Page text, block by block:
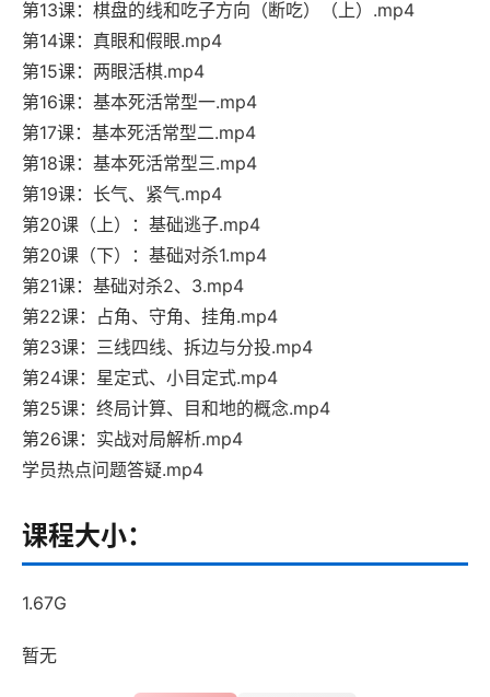
第13课：棋盘的线和吃子方向（断吃）（上）.mp4
第14课：真眼和假眼.mp4
第15课：两眼活棋.mp4
第16课：基本死活常型一.mp4
第17课：基本死活常型二.mp4
第18课：基本死活常型三.mp4
第19课：长气、紧气.mp4
第20课（上）：基础逃子.mp4
第20课（下）：基础对杀1.mp4
第21课：基础对杀2、3.mp4
第22课：占角、守角、挂角.mp4
第23课：三线四线、拆边与分投.mp4
第24课：星定式、小目定式.mp4
第25课：终局计算、目和地的概念.mp4
第26课：实战对局解析.mp4
学员热点问题答疑.mp4
课程大小：
1.67G
暂无